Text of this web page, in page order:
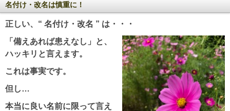
名付け・改名は慎重に！
正しい、“ 名付け・改名 ” は・・・
「備えあれば患えなし」と、
ハッキリと言えます。
これは事実です。
但し…
本当に良い名前に限って言え